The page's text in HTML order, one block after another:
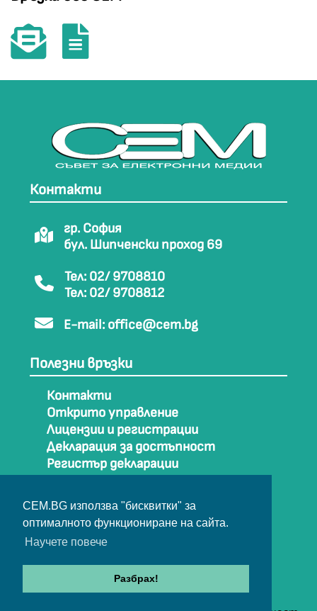
CEM.BG използва "бисквитки" за
оптималното функциониране на сайта.
Научете повече
Разбрах!
Контакти
гр. София
бул. Шипченски проход 69
Тел: 02/ 9708810
Тел: 02/ 9708812
E-mail: office@cem.bg
Полезни връзки
Контакти
Открито управление
Лицензии и регистрации
Декларация за достъпност
Регистър декларации
Карта на сайта
Архив
© Съвет за електронни медии 2025